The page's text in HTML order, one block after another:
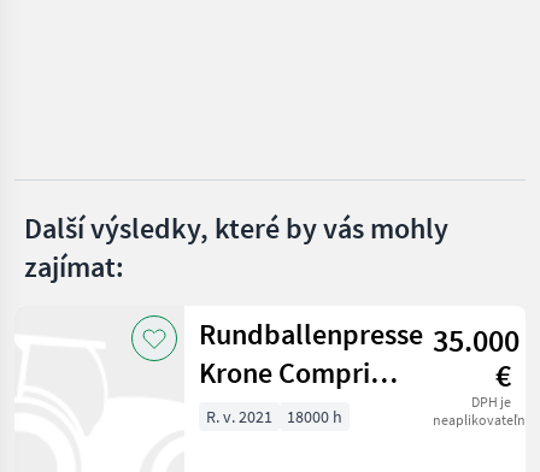
Fendt
Další výsledky, které by vás mohly
zajímat:
Rundballenpresse
Krone Comprima
V150 XC Plus
35.000
€
DPH je
neaplikovateľné
R. v. 2021 18000 h